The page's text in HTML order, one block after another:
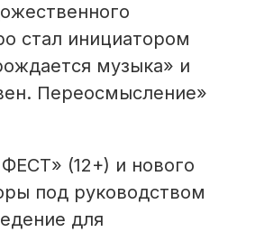
стал инициатором
музыка» и
Переосмысление»
(12+) и нового
под руководством
для